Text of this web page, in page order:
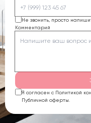
Не звонить, просто
Комментарий
Я согласен с Политикой
Публичной оферты.